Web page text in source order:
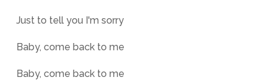
Just to tell you I'm sorry
Baby, come back to me
Baby, come back to me